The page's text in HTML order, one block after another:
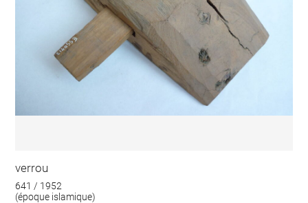
verrou
641 / 1952
(époque islamique)